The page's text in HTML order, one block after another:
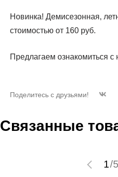
Новинка! Демисезонная,
стоимостью от 160 руб.
Предлагаем ознакомиться
Поделитесь с друзьями!
Связанные
1/5